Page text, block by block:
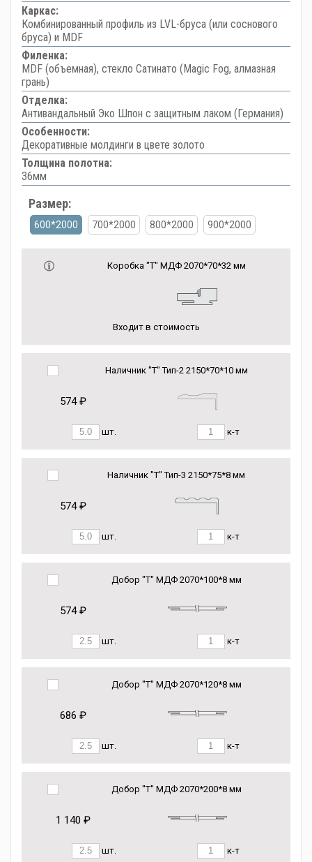
Каркас:
Комбинированный профиль из LVL-бруса (или соснового
бруса) и MDF
Филенка:
MDF (объемная), стекло Сатинато (Magic Fog, алмазная
грань)
Отделка:
Антивандальный Эко Шпон с защитным лаком (Германия)
Особенности:
Декоративные молдинги в цвете золото
Толщина полотна:
36мм
Размер:
600*2000 700*2000 800*2000 900*2000
Коробка "Т" МДФ 2070*70*32 мм
Входит в стоимость
Наличник "Т" Тип-2 2150*70*10 мм
574 ₽
шт. к-т
Наличник "Т" Тип-3 2150*75*8 мм
574 ₽
шт. к-т
Добор "Т" МДФ 2070*100*8 мм
574 ₽
шт. к-т
Добор "Т" МДФ 2070*120*8 мм
686 ₽
шт. к-т
Добор "Т" МДФ 2070*200*8 мм
1 140 ₽
шт. к-т